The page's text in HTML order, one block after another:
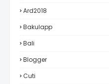
Ard2018
Bakulapp
Bali
Blogger
Cuti